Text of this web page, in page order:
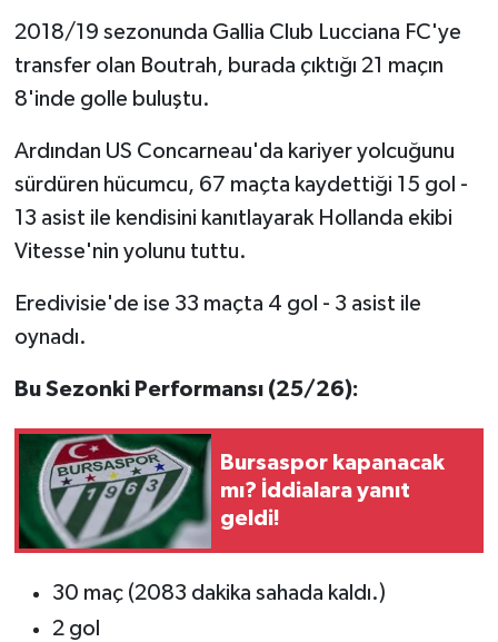
2018/19 sezonunda Gallia Club Lucciana FC'ye
transfer olan Boutrah, burada çıktığı 21 maçın
8'inde golle buluştu.
Ardından US Concarneau'da kariyer yolcuğunu
sürdüren hücumcu, 67 maçta kaydettiği 15 gol -
13 asist ile kendisini kanıtlayarak Hollanda ekibi
Vitesse'nin yolunu tuttu.
Eredivisie'de ise 33 maçta 4 gol - 3 asist ile
oynadı.
Bu Sezonki Performansı (25/26):
Bursaspor kapanacak
mı? İddialara yanıt
geldi!
30 maç (2083 dakika sahada kaldı.)
2 gol
Atletizm
Hentbol
At Yarışı
Bisiklet
Güreş
Halter
Motor Sporları
Su Sporları
Diğer Spor Dalları
Futbolcular